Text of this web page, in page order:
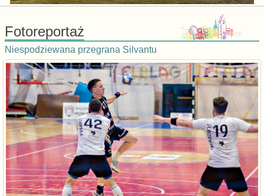
Fotoreportaż
Niespodziewana przegrana Silvantu